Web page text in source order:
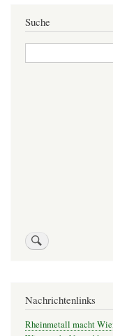
Suche
Suche
Nachrichtenlinks
Rheinmetall macht